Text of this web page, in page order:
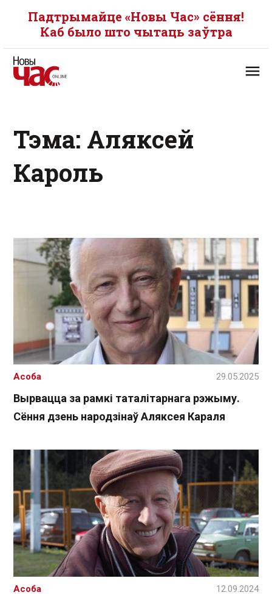
Падтрымайце «Новы Час» сёння!
Каб было што чытаць заўтра
Тэма: Аляксей
Кароль
Вырвацца за рамкі таталітарнага рэжыму.
Сёння дзень народзінаў Аляксея Караля
Асоба 29.05.2025
Асоба 12.09.2024